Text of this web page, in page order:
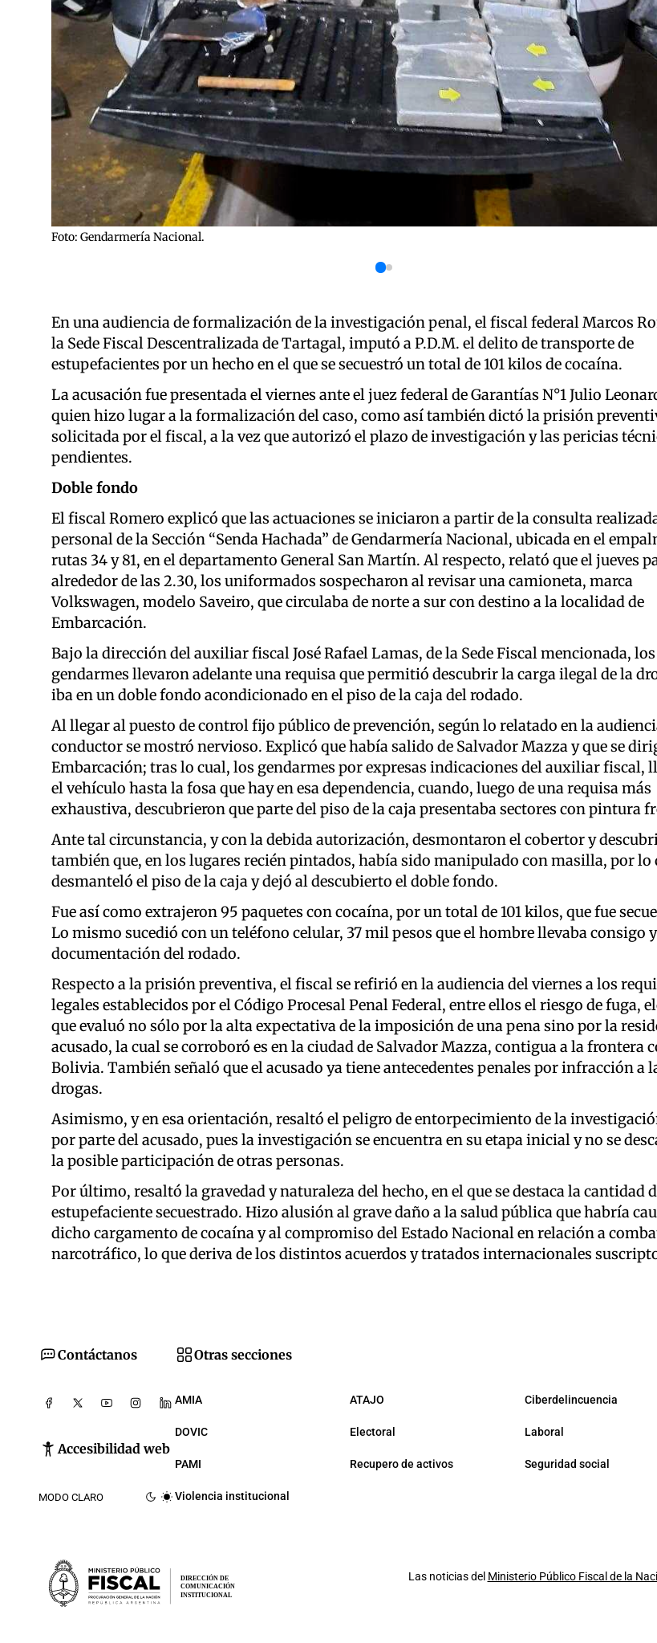
Foto: Gendarmería Nacional.
En una audiencia de formalización de la investigación penal, el fiscal federal Marcos
la Sede Fiscal Descentralizada de Tartagal, imputó a P.D.M. el delito de transporte de
estupefacientes por un hecho en el que se secuestró un total de 101 kilos de cocaína.
La acusación fue presentada el viernes ante el juez federal de Garantías N°1 Julio
quien hizo lugar a la formalización del caso, como así también dictó la prisión
solicitada por el fiscal, a la vez que autorizó el plazo de investigación y las pericias
pendientes.
Doble fondo
El fiscal Romero explicó que las actuaciones se iniciaron a partir de la consulta
personal de la Sección “Senda Hachada” de Gendarmería Nacional, ubicada en el
rutas 34 y 81, en el departamento General San Martín. Al respecto, relató que el jueves
alrededor de las 2.30, los uniformados sospecharon al revisar una camioneta, marca
Volkswagen, modelo Saveiro, que circulaba de norte a sur con destino a la localidad de
Embarcación.
Bajo la dirección del auxiliar fiscal José Rafael Lamas, de la Sede Fiscal mencionada, los
gendarmes llevaron adelante una requisa que permitió descubrir la carga ilegal de la
iba en un doble fondo acondicionado en el piso de la caja del rodado.
Al llegar al puesto de control fijo público de prevención, según lo relatado en la
conductor se mostró nervioso. Explicó que había salido de Salvador Mazza y que se
Embarcación; tras lo cual, los gendarmes por expresas indicaciones del auxiliar fiscal,
el vehículo hasta la fosa que hay en esa dependencia, cuando, luego de una requisa más
exhaustiva, descubrieron que parte del piso de la caja presentaba sectores con pintura
Ante tal circunstancia, y con la debida autorización, desmontaron el cobertor y
también que, en los lugares recién pintados, había sido manipulado con masilla, por lo
desmanteló el piso de la caja y dejó al descubierto el doble fondo.
Fue así como extrajeron 95 paquetes con cocaína, por un total de 101 kilos, que fue
Lo mismo sucedió con un teléfono celular, 37 mil pesos que el hombre llevaba consigo
documentación del rodado.
Respecto a la prisión preventiva, el fiscal se refirió en la audiencia del viernes a los
legales establecidos por el Código Procesal Penal Federal, entre ellos el riesgo de fuga,
que evaluó no sólo por la alta expectativa de la imposición de una pena sino por la
acusado, la cual se corroboró es en la ciudad de Salvador Mazza, contigua a la frontera
Bolivia. También señaló que el acusado ya tiene antecedentes penales por infracción a
drogas.
Asimismo, y en esa orientación, resaltó el peligro de entorpecimiento de la
por parte del acusado, pues la investigación se encuentra en su etapa inicial y no se
la posible participación de otras personas.
Por último, resaltó la gravedad y naturaleza del hecho, en el que se destaca la cantidad
estupefaciente secuestrado. Hizo alusión al grave daño a la salud pública que habría
dicho cargamento de cocaína y al compromiso del Estado Nacional en relación a
narcotráfico, lo que deriva de los distintos acuerdos y tratados internacionales
Contáctanos
Accesibilidad web
MODO CLARO
Otras secciones
AMIA ATAJO Ciberdelincuencia
DOVIC Electoral Laboral
PAMI Recupero de activos Seguridad social
Violencia institucional
DIRECCIÓN DE
COMUNICACIÓN
INSTITUCIONAL
Las noticias del Ministerio Público Fiscal de la